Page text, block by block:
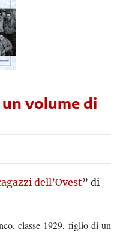
un volume di
dell’Ovest” di
classe 1929, figlio di un